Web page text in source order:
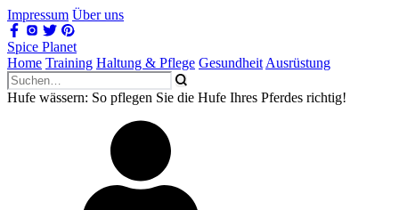
Impressum Über uns
Spice Planet
Home Training Haltung & Pflege Gesundheit Ausrüstung
Hufe wässern: So pflegen Sie die Hufe Ihres Pferdes richtig!